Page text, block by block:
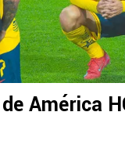
América